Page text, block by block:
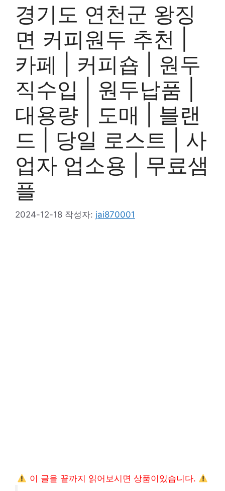
경기도 연천군 왕징
면 커피원두 추천 |
카페 | 커피숍 | 원두
직수입 | 원두납품 |
대용량 | 도매 | 블랜
드 | 당일 로스트 | 사
업자 업소용 | 무료샘
플
2024-12-18 작성자: jai870001
이 글을 끝까지 읽어보시면 상품이있습니다.